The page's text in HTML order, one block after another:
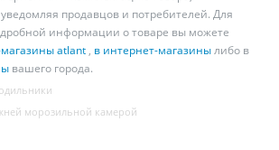
продавцов и потребителей. Для
информации о товаре вы можете
atlant , в интернет-магазинылибо в
вашего города.
морозильной камерой